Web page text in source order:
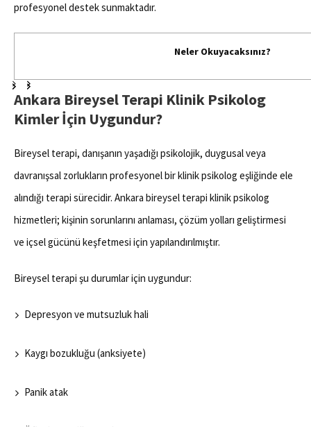
profesyonel destek sunmaktadır.
Neler Okuyacaksınız?
Ankara Bireysel Terapi Klinik Psikolog
Kimler İçin Uygundur?
Bireysel terapi, danışanın yaşadığı psikolojik, duygusal veya
davranışsal zorlukların profesyonel bir klinik psikolog eşliğinde ele
alındığı terapi sürecidir. Ankara bireysel terapi klinik psikolog
hizmetleri; kişinin sorunlarını anlaması, çözüm yolları geliştirmesi
ve içsel gücünü keşfetmesi için yapılandırılmıştır.
Bireysel terapi şu durumlar için uygundur:
Depresyon ve mutsuzluk hali
Kaygı bozukluğu (anksiyete)
Panik atak